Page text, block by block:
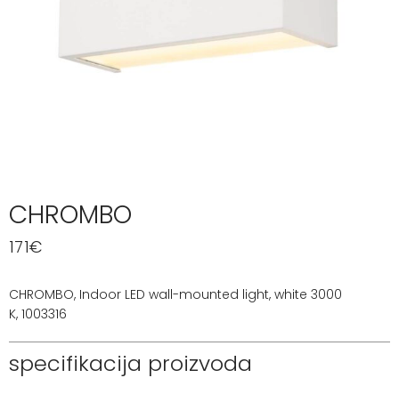
CHROMBO
171€
CHROMBO, Indoor LED wall-mounted light, white 3000
K, 1003316
specifikacija proizvoda